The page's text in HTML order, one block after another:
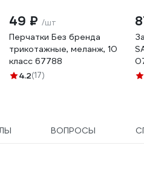
49 ₽ /шт
Перчатки Без бренда
трикотажные, меланж, 10
класс 67788
4.2(17)
ВОПРОСЫ